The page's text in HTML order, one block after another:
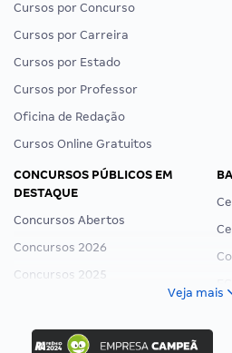
Cursos por Concurso
Cursos por Carreira
Cursos por Estado
Cursos por Professor
Oficina de Redação
Cursos Online Gratuitos
CONCURSOS PÚBLICOS EM
DESTAQUE
Concursos Abertos
Concursos 2026
Concursos 2025
Concurso Ibama
Veja mais